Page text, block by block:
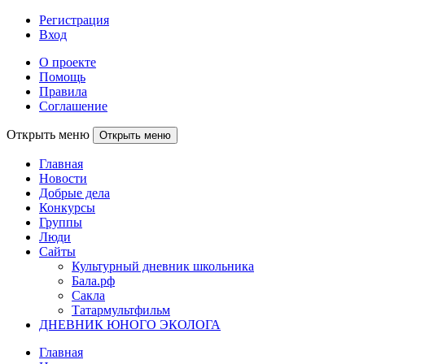
Регистрация
Вход
О проекте
Помощь
Правила
Соглашение
Открыть меню Открыть меню
Главная
Новости
Добрые дела
Конкурсы
Группы
Люди
Сайты
Культурный дневник школьника
Бала.рф
Сакла
Татармультфильм
ДНЕВНИК ЮНОГО ЭКОЛОГА
Главная